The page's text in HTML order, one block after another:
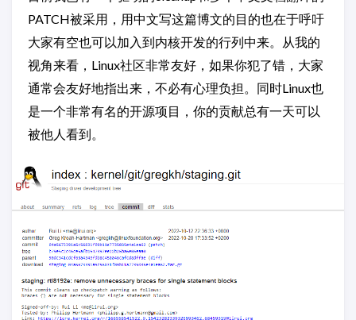
PATCH被采用，用中文写这篇博文的目的也在于呼吁
大家有空也可以加入到内核开发的行列中来。从我的
视角来看，Linux社区非常友好，如果你犯了错，大家
通常会友好地指出来，不必有心理负担。同时Linux也
是一个非常有名的开源项目，你的贡献总有一天可以
被他人看到。